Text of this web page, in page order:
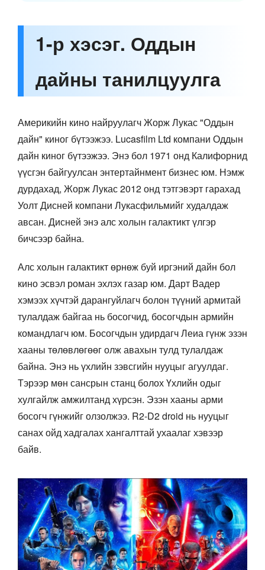
1-р хэсэг. Оддын
дайны танилцуулга
Америкийн кино найруулагч Жорж Лукас "Оддын
дайн" киног бүтээжээ. Lucasfilm Ltd компани Оддын
дайн киног бүтээжээ. Энэ бол 1971 онд Калифорнид
үүсгэн байгуулсан энтертайнмент бизнес юм. Нэмж
дурдахад, Жорж Лукас 2012 онд тэтгэвэрт гарахад
Уолт Дисней компани Лукасфильмийг худалдаж
авсан. Дисней энэ алс холын галактикт үлгэр
бичсээр байна.
Алс холын галактикт өрнөж буй иргэний дайн бол
кино эсвэл роман эхлэх газар юм. Дарт Вадер
хэмээх хүчтэй дарангуйлагч болон түүний армитай
тулалдаж байгаа нь босогчид, босогчдын армийн
командлагч юм. Босогчдын удирдагч Леиа гүнж эзэн
хааны төлөвлөгөөг олж авахын тулд тулалдаж
байна. Энэ нь үхлийн зэвсгийн нууцыг агуулдаг.
Тэрээр мөн сансрын станц болох Үхлийн одыг
хулгайлж амжилтанд хүрсэн. Эзэн хааны арми
босогч гүнжийг олзолжээ. R2-D2 droid нь нууцыг
санах ойд хадгалах хангалттай ухаалаг хэвээр
байв.